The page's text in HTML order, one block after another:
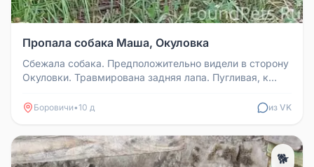
Пропала собака Маша, Окуловка
Сбежала собака. Предположительно видели в сторону
Окуловки. Травмирована задняя лапа. Пугливая, к
Боровичи•10 д из VK
🐕